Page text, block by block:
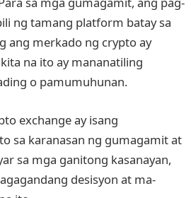
ng tamang platform batay sa
ang merkado ng crypto ay
na ito ay mananatiling
o pamumuhunan.
exchange ay isang
sa karanasan ng gumagamit at
sa mga ganitong kasanayan,
desisyon at ma-